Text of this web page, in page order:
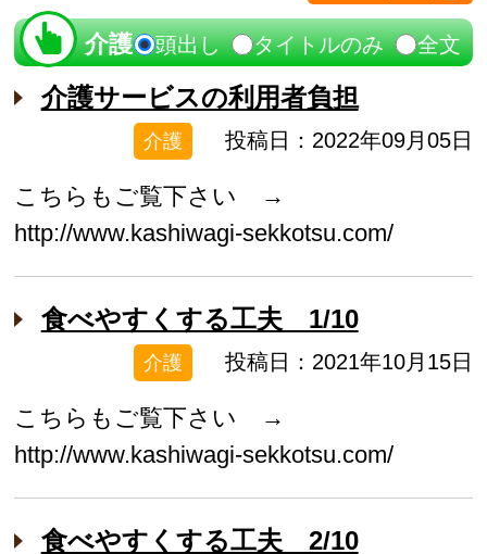
介護 頭出し タイトルのみ 全文
介護サービスの利用者負担
介護 投稿日：2022年09月05日
こちらもご覧下さい →
http://www.kashiwagi-sekkotsu.com/
食べやすくする工夫 1/10
介護 投稿日：2021年10月15日
こちらもご覧下さい →
http://www.kashiwagi-sekkotsu.com/
食べやすくする工夫 2/10